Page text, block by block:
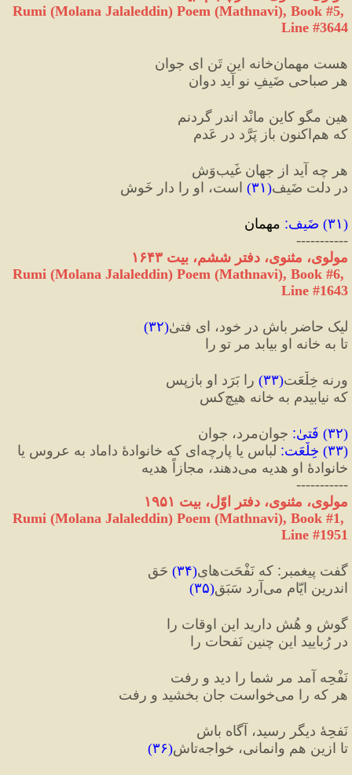
Rumi (Molana Jalaleddin) Poem (Mathnavi), Book #5,
Line #3644
هست مهمان‌خانه این تَن ای جوان
هر صباحی ضَیفِ نو آید دوان
هین مگو کاین مانْد اندر گردنم
که هم‌‌اکنون باز پَرَّد در عَدم
هر چه آید از جهان غَیب‌وَش
در دلت ضَیف‌(۳۱) است، او را دار خَوش
(۳۱) ضَیف: مهمان
-----------
مولوی، مثنوی، دفتر ششم، بیت ١۶۴٣
Rumi (Molana Jalaleddin) Poem (Mathnavi), Book #6,
Line #1643
لیک حاضر باش در خود، ای فتیٰ(۳۲)
تا به خانه او بیابد مر تو را
ورنه خِلْعَت(۳۳) را بَرَد او بازپس
که نیابیدم به خانه‌ هیچ‌کس
(۳۲) فَتیٰ: جوان‌مرد، جوان
(۳۳) خِلْعَت:
خانوادهٔ او هدیه می‌دهند، مجازاً هدیه
-----------
مولوی، مثنوی، دفتر اوّل، بیت ۱۹۵۱
Rumi (Molana Jalaleddin) Poem (Mathnavi), Book #1,
Line #1951
گفت پیغمبر : که نَفْحَت‌هایِ (۳۴) حَق
اندرین ایّام می‌آرد سَبَق
(۳۵)
گوش و هُش دارید این اوقات را
در رُبایید این چنین نَفحات را
نَفْحِه آمد مر شما را دید و رفت
هر که را می‌خواست جان بخشید و رفت
نَفحِهٔ دیگر رسید، آگاه باش
تا ازین هم وانمانی، خواجه‌تاش
(۳۶)